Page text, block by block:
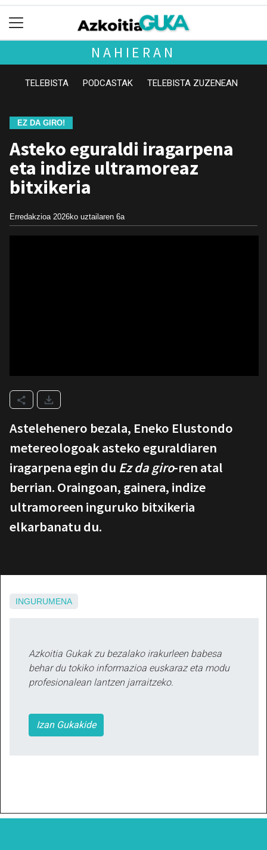
NAHIERAN
TELEBISTA PODCASTAK TELEBISTA ZUZENEAN
EZ DA GIRO!
Asteko eguraldi iragarpena
eta indize ultramoreaz
bitxikeria
Erredakzioa 2026ko uztailaren 6a
Astelehenero bezala, Eneko Elustondo
metereologoak asteko eguraldiaren
iragarpena egin du Ez da giro-ren atal
berrian. Oraingoan, gainera, indize
ultramoreen inguruko bitxikeria
elkarbanatu du.
INGURUMENA
Azkoitia Gukak zu bezalako irakurleen babesa
behar du tokiko informazioa euskaraz eta modu
profesionalean lantzen jarraitzeko.
Izan Gukakide